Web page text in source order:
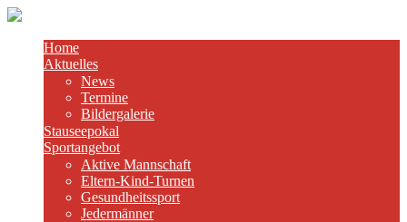
Home
Aktuelles
News
Termine
Bildergalerie
Stauseepokal
Sportangebot
Aktive Mannschaft
Eltern-Kind-Turnen
Gesundheitssport
Jedermänner